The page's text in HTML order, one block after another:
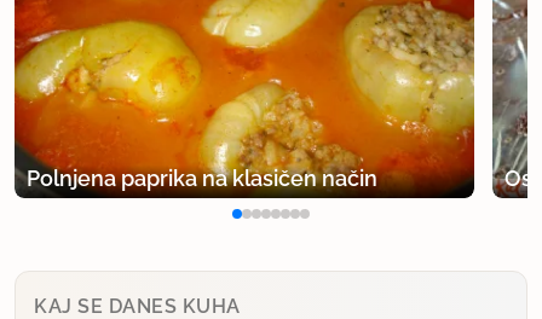
Polnjena paprika na klasičen način
KAJ SE DANES KUHA